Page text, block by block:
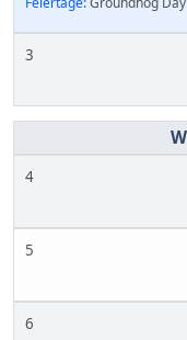
3
4
5
6